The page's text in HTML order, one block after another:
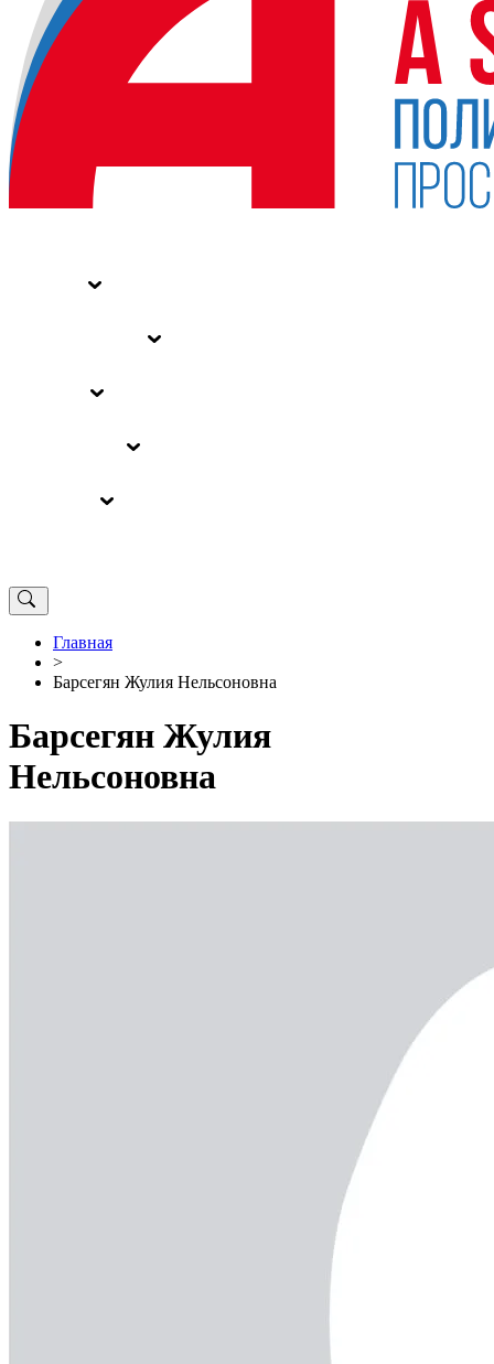
Главная
>
Барсегян Жулия Нельсоновна
Барсегян Жулия
Нельсоновна